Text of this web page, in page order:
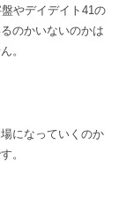
やデイデイト41の
のかいないのかは
。
になっていくのか
。